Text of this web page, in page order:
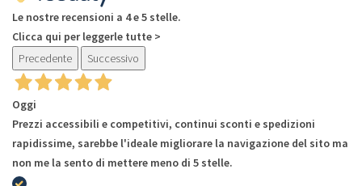
Le nostre recensioni a 4 e 5 stelle.
Clicca qui per leggerle tutte >
Precedente
Successivo
Oggi
Prezzi accessibili e competitivi, continui sconti e spedizioni
rapidissime, sarebbe l'ideale migliorare la navigazione del sito ma
non me la sento di mettere meno di 5 stelle.